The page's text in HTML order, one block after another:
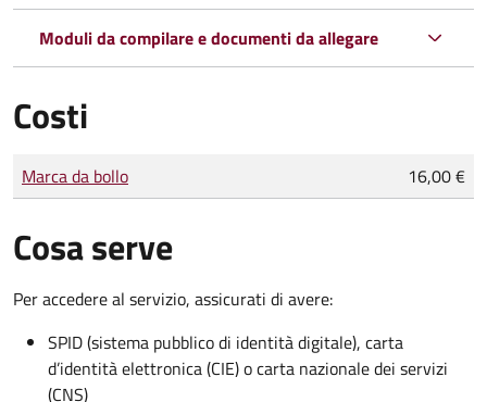
Moduli da compilare e documenti da allegare
Costi
Tipo di pagamento
Importo
Marca da bollo 16,00 €
Cosa serve
Per accedere al servizio, assicurati di avere:
SPID (sistema pubblico di identità digitale), carta
d’identità elettronica (CIE) o carta nazionale dei servizi
(CNS)